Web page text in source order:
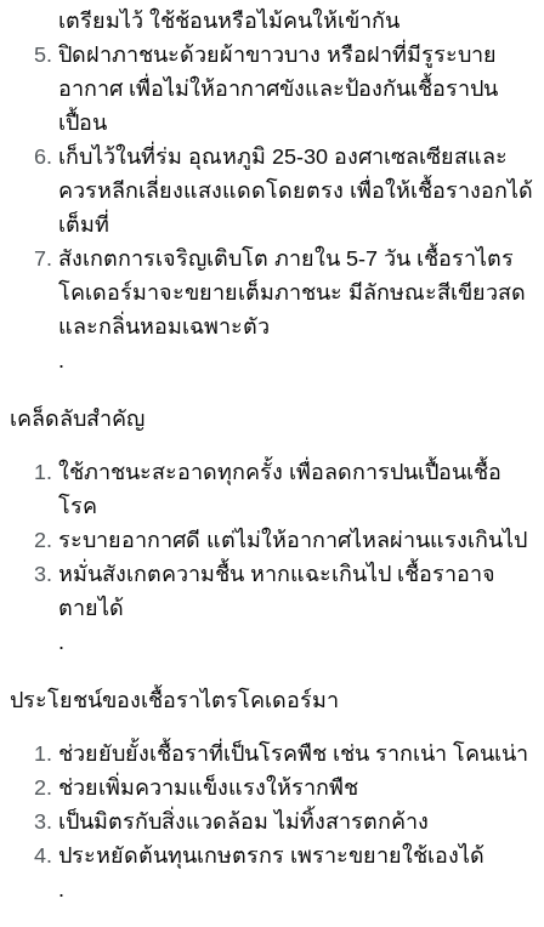
เตรียมไว้ ใช้ช้อนหรือไม้คนให้เข้ากัน
ปิดฝาภาชนะด้วยผ้าขาวบาง หรือฝาที่มีรูระบาย
อากาศ เพื่อไม่ให้อากาศขังและป้องกันเชื้อราปน
เปื้อน
เก็บไว้ในที่ร่ม อุณหภูมิ 25-30 องศาเซลเซียสและ
ควรหลีกเลี่ยงแสงแดดโดยตรง เพื่อให้เชื้อรางอกได้
เต็มที่
สังเกตการเจริญเติบโต ภายใน 5-7 วัน เชื้อราไตร
โคเดอร์มาจะขยายเต็มภาชนะ มีลักษณะสีเขียวสด
และกลิ่นหอมเฉพาะตัว
.
เคล็ดลับสำคัญ
ใช้ภาชนะสะอาดทุกครั้ง เพื่อลดการปนเปื้อนเชื้อ
โรค
ระบายอากาศดี แต่ไม่ให้อากาศไหลผ่านแรงเกินไป
หมั่นสังเกตความชื้น หากแฉะเกินไป เชื้อราอาจ
ตายได้
.
ประโยชน์ของเชื้อราไตรโคเดอร์มา
ช่วยยับยั้งเชื้อราที่เป็นโรคพืช เช่น รากเน่า โคนเน่า
ช่วยเพิ่มความแข็งแรงให้รากพืช
เป็นมิตรกับสิ่งแวดล้อม ไม่ทิ้งสารตกค้าง
ประหยัดต้นทุนเกษตรกร เพราะขยายใช้เองได้
.